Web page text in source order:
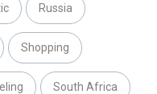
Russia
Shopping
South Africa